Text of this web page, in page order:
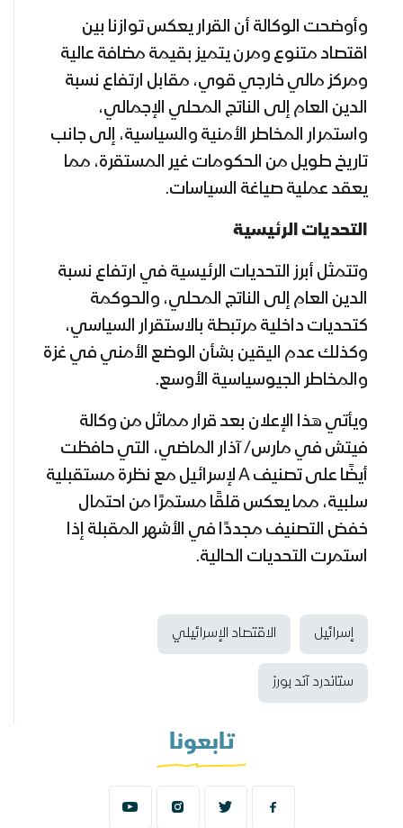
وأوضحت الوكالة أن القرار يعكس توازنا بين
اقتصاد متنوع ومرن يتميز بقيمة مضافة عالية
ومركز مالي خارجي قوي، مقابل ارتفاع نسبة
الدين العام إلى الناتج المحلي الإجمالي،
واستمرار المخاطر الأمنية والسياسية، إلى جانب
تاريخ طويل من الحكومات غير المستقرة، مما
يعقد عملية صياغة السياسات.
التحديات الرئيسية
وتتمثل أبرز التحديات الرئيسية في ارتفاع نسبة
الدين العام إلى الناتج المحلي، والحوكمة
كتحديات داخلية مرتبطة بالاستقرار السياسي،
وكذلك عدم اليقين بشأن الوضع الأمني في غزة
والمخاطر الجيوسياسية الأوسع.
ويأتي هذا الإعلان بعد قرار مماثل من وكالة
فيتش في مارس/ آذار الماضي، التي حافظت
أيضًا على تصنيفAلإسرائيل مع نظرة مستقبلية
سلبية، مما يعكس قلقًا مستمرًا من احتمال
خفض التصنيف مجددًا في الأشهر المقبلة إذا
استمرت التحديات الحالية.
إسرائيل الاقتصاد الإسرائيلي
ستاندرد آند بورز
تابعونا